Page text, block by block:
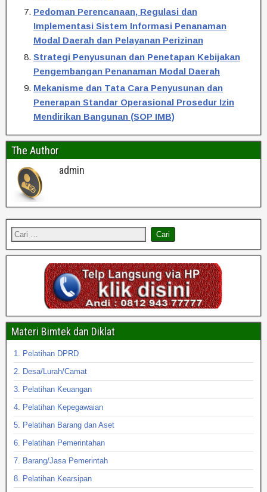
Pedoman Perencanaan, Regulasi dan
Implementasi Sistem Informasi Penanaman
Modal Daerah dan Pelayanan Perizinan
Strategi Penyusunan dan Penetapan Kebijakan
Pengembangan Penanaman Modal Daerah
Mekanisme dan Tata Cara Penyusunan dan
Penerapan Standar Operasional Prosedur Izin
Mendirikan Bangunan (SOP IMB)
The Author
admin
Materi Bimtek dan Diklat
1. Pelatihan DPRD
2. Desa/Lurah/Camat
3. Pelatihan Keuangan
4. Pelatihan Kepegawaian
5. Pelatihan Barang dan Aset
6. Pelatihan Pemerintahan
7. Barang/Jasa Pemerintah
8. Pelatihan Kearsipan